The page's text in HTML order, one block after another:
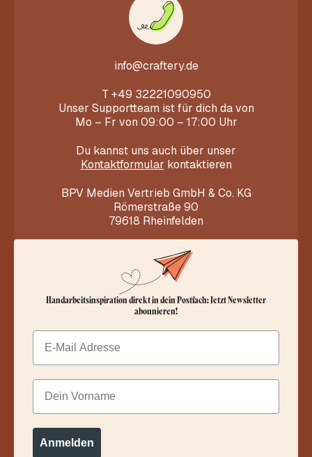
info@craftery.de
T +49 32221090950
Unser Supportteam ist für dich da von
Mo – Fr von 09:00 – 17:00 Uhr
Du kannst uns auch über unser
Kontaktformular kontaktieren
BPV Medien Vertrieb GmbH & Co. KG
Römerstraße 90
79618 Rheinfelden
Handarbeitsinspiration direkt in dein Postfach: Jetzt Newsletter
abonnieren!
Email
Dein Vorname
Anmelden